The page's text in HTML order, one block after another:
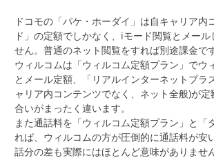
ドコモの「パケ・ホーダイ」は自キャリア内
ド」の定額でしかなく、iモード閲覧とメール
せん。普通のネット閲覧をすれば別途課金です
ウィルコムは「ウィルコム定額プラン」でウ
とメール定額、「リアルインターネットプラ
ャリア内コンテンツでなく、ネット全般)が
合いがまったく違います。
また通話料を「ウィルコム定額プラン」と「
れば、ウィルコムの方が圧倒的に通話料が安
話分の差も実際にはほとんど意味がありません